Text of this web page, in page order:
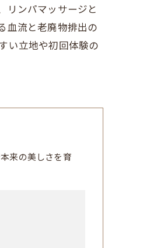
リンパマッサージと
血流と老廃物排出の
い立地や初回体験の
来の美しさを育